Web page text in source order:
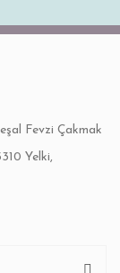
Fevzi Çakmak
Yelki,